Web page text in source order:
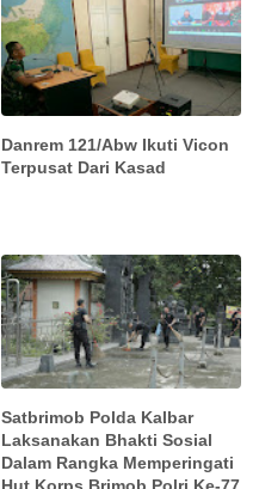
Danrem 121/Abw Ikuti Vicon
Terpusat Dari Kasad
Satbrimob Polda Kalbar
Laksanakan Bhakti Sosial
Dalam Rangka Memperingati
Hut Korps Brimob Polri Ke-77